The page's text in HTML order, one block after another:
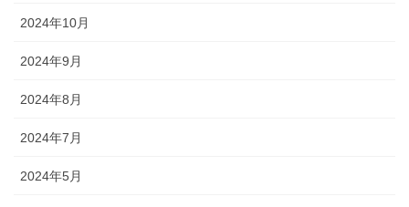
2024年10月
2024年9月
2024年8月
2024年7月
2024年5月